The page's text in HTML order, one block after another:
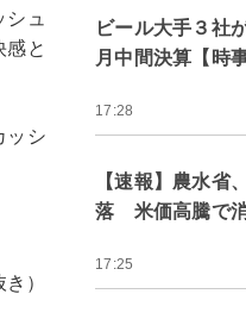
ュ
感と
ッシ
）
ビール大手３社
月中間決算【時
17:28
【速報】農水
落 米価高騰で
17:25